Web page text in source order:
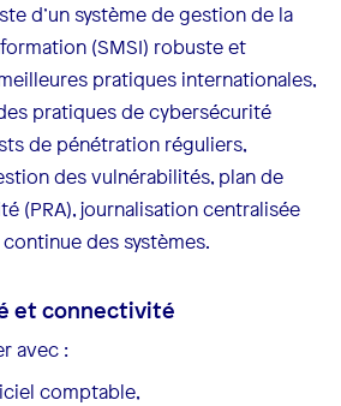
d’un système de gestion de la
(SMSI) robuste et
pratiques internationales,
pratiques de cybersécurité
de pénétration réguliers,
des vulnérabilités, plan de
(PRA), journalisation centralisée
des systèmes.
et connectivité
avec :
comptable,